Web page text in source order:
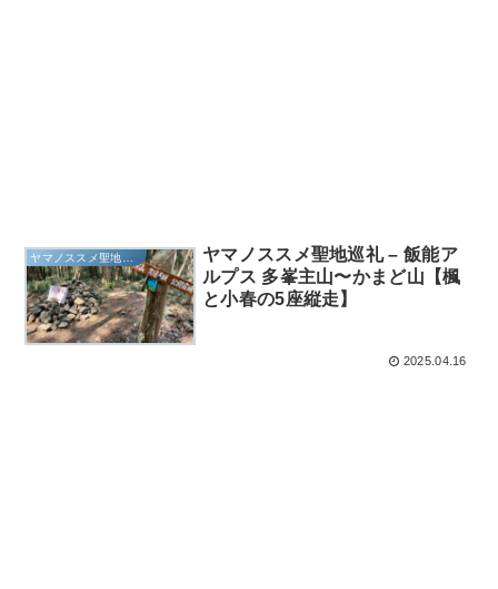
ヤマノススメ聖地巡礼
ヤマノススメ聖地巡礼 – 飯能ア
ルプス 多峯主山〜かまど山【楓
と小春の5座縦走】
2025.04.16